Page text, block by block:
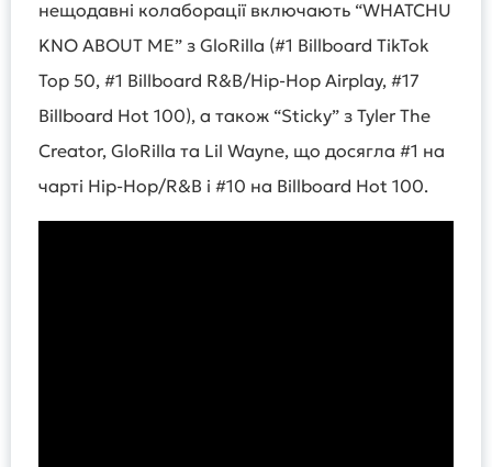
нещодавні колаборації включають “WHATCHU
KNO ABOUT ME” з GloRilla (#1 Billboard TikTok
Top 50, #1 Billboard R&B/Hip-Hop Airplay, #17
Billboard Hot 100), а також “Sticky” з Tyler The
Creator, GloRilla та Lil Wayne, що досягла #1 на
чарті Hip-Hop/R&B і #10 на Billboard Hot 100.